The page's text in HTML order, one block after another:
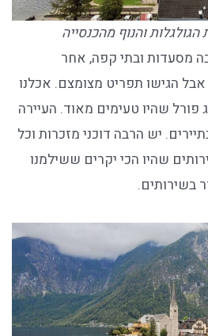
והנוף מהכנסייה
מסעדות ובתי קפה, אחר
הגישו תפריט מצומצם. אכלנו
שהיו טעימים מאוד. העיירה
יש הרבה דוכני מזכרות וכל
שהיו הכי יקרים ששילמנו
בשירותים.